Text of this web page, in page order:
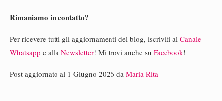
Rimaniamo in contatto?
Per ricevere tutti gli aggiornamenti del blog, iscriviti al Canale
Whatsapp e alla Newsletter! Mi trovi anche su Facebook!
Post aggiornato al 1 Giugno 2026 da Maria Rita